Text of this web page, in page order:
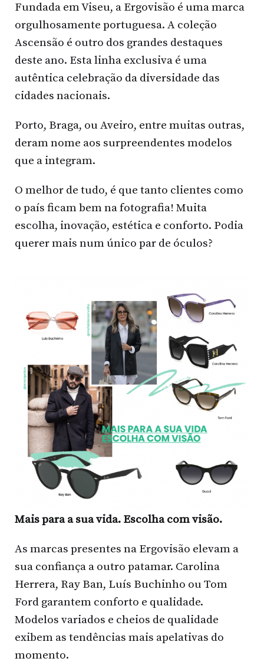
Fundada em Viseu, a Ergovisão é uma marca
orgulhosamente portuguesa. A coleção
Ascensão é outro dos grandes destaques
deste ano. Esta linha exclusiva é uma
autêntica celebração da diversidade das
cidades nacionais.
Porto, Braga, ou Aveiro, entre muitas outras,
deram nome aos surpreendentes modelos
que a integram.
O melhor de tudo, é que tanto clientes como
o país ficam bem na fotografia! Muita
escolha, inovação, estética e conforto. Podia
querer mais num único par de óculos?
Mais para a sua vida. Escolha com visão.
As marcas presentes na Ergovisão elevam a
sua confiança a outro patamar. Carolina
Herrera, Ray Ban, Luís Buchinho ou Tom
Ford garantem conforto e qualidade.
Modelos variados e cheios de qualidade
exibem as tendências mais apelativas do
momento.